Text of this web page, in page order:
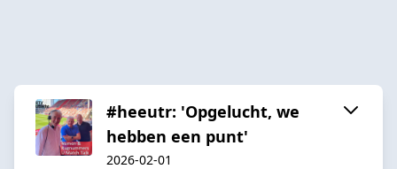
#heeutr: 'Opgelucht, we
hebben een punt'
2026-02-01